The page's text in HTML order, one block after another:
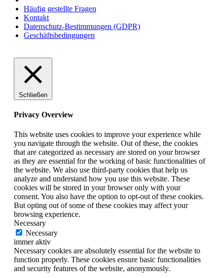
Häufig gestellte Fragen
Kontakt
Datenschutz-Bestimmungen (GDPR)
Geschäftsbedingungen
Schließen
Privacy Overview
This website uses cookies to improve your experience while
you navigate through the website. Out of these, the cookies
that are categorized as necessary are stored on your browser
as they are essential for the working of basic functionalities of
the website. We also use third-party cookies that help us
analyze and understand how you use this website. These
cookies will be stored in your browser only with your
consent. You also have the option to opt-out of these cookies.
But opting out of some of these cookies may affect your
browsing experience.
Necessary
Necessary
immer aktiv
Necessary cookies are absolutely essential for the website to
function properly. These cookies ensure basic functionalities
and security features of the website, anonymously.